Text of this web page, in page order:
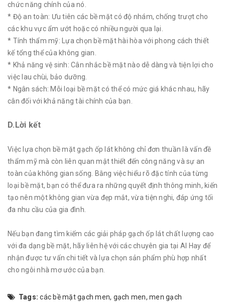
chức năng chính của nó.
* Độ an toàn: Ưu tiên các bề mặt có độ nhám, chống trượt cho
các khu vực ẩm ướt hoặc có nhiều người qua lại.
* Tính thẩm mỹ: Lựa chọn bề mặt hài hòa với phong cách thiết
kế tổng thể của không gian.
* Khả năng vệ sinh: Cân nhắc bề mặt nào dễ dàng và tiện lợi cho
việc lau chùi, bảo dưỡng.
* Ngân sách: Mỗi loại bề mặt có thể có mức giá khác nhau, hãy
cân đối với khả năng tài chính của bạn.
D.Lời kết
Việc lựa chọn bề mặt gạch ốp lát không chỉ đơn thuần là vấn đề
thẩm mỹ mà còn liên quan mật thiết đến công năng và sự an
toàn của không gian sống. Bằng việc hiểu rõ đặc tính của từng
loại bề mặt, bạn có thể đưa ra những quyết định thông minh, kiến
tạo nên một không gian vừa đẹp mắt, vừa tiện nghi, đáp ứng tối
đa nhu cầu của gia đình.
Nếu bạn đang tìm kiếm các giải pháp gạch ốp lát chất lượng cao
với đa dạng bề mặt, hãy liên hệ với các chuyên gia tại AI Hay để
nhận được tư vấn chi tiết và lựa chọn sản phẩm phù hợp nhất
cho ngôi nhà mơ ước của bạn.
Tags: các bề mặt gạch men, gạch men, men gạch